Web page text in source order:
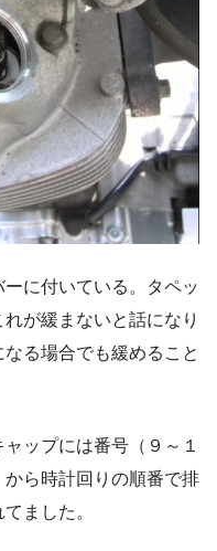
に付いている。タペッ
が緩まないと話になり
る場合でも緩めること
ップには番号（９～１
ら時計回りの順番で排
ました。